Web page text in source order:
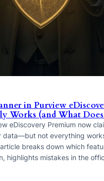
in Purview
Works (and What
eDiscovery Premium now
data—but not everything
breaks down which
highlights mistakes in the